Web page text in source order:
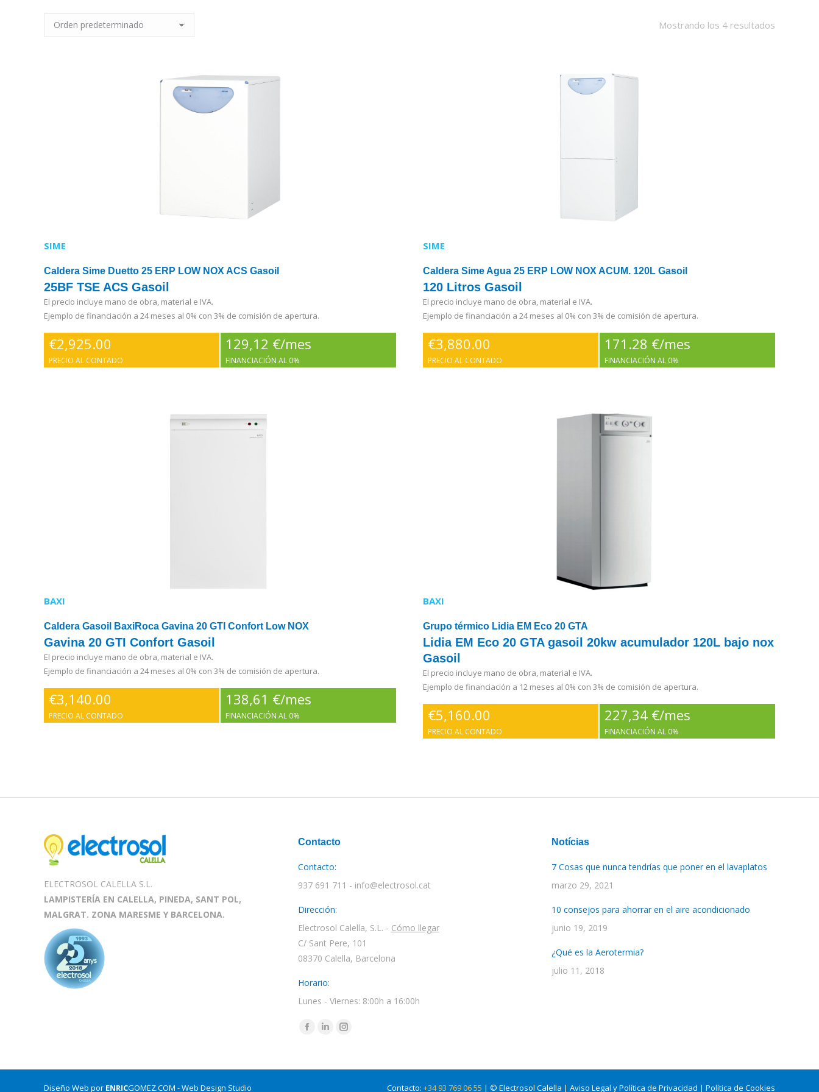
Mostrando los 4 resultados
SIME
Caldera Sime Duetto 25 ERP LOW NOX ACS Gasoil
25BF TSE ACS Gasoil
El precio incluye mano de obra, material e IVA.
Ejemplo de financiación a 24 meses al 0% con 3% de comisión de apertura.
€2,925.00
PRECIO AL CONTADO
129,12 €/mes
FINANCIACIÓN AL 0%
SIME
Caldera Sime Agua 25 ERP LOW NOX ACUM. 120L Gasoil
120 Litros Gasoil
El precio incluye mano de obra, material e IVA.
Ejemplo de financiación a 24 meses al 0% con 3% de comisión de apertura.
€3,880.00
PRECIO AL CONTADO
171.28 €/mes
FINANCIACIÓN AL 0%
BAXI
Caldera Gasoil BaxiRoca Gavina 20 GTI Confort Low NOX
Gavina 20 GTI Confort Gasoil
El precio incluye mano de obra, material e IVA.
Ejemplo de financiación a 24 meses al 0% con 3% de comisión de apertura.
€3,140.00
PRECIO AL CONTADO
138,61 €/mes
FINANCIACIÓN AL 0%
BAXI
Grupo térmico Lidia EM Eco 20 GTA
Lidia EM Eco 20 GTA gasoil 20kw acumulador 120L bajo nox
Gasoil
El precio incluye mano de obra, material e IVA.
Ejemplo de financiación a 12 meses al 0% con 3% de comisión de apertura.
€5,160.00
PRECIO AL CONTADO
227,34 €/mes
FINANCIACIÓN AL 0%
ELECTROSOL CALELLA S.L.
LAMPISTERÍA EN CALELLA, PINEDA, SANT POL,
MALGRAT. ZONA MARESME Y BARCELONA.
Contacto
Contacto:
937 691 711 - info@electrosol.cat
Dirección:
Electrosol Calella, S.L. - Cómo llegar
C/ Sant Pere, 101
08370 Calella, Barcelona
Horario:
Lunes - Viernes: 8:00h a 16:00h
Encuéntranos en:
Facebook
LinkedinInstagram
Notícias
7 Cosas que nunca tendrías que poner en el lavaplatos
marzo 29, 2021
10 consejos para ahorrar en el aire acondicionado
junio 19, 2019
¿Qué es la Aerotermia?
julio 11, 2018
Diseño Web por ENRICGOMEZ.COM - Web Design Studio Contacto: +34 93 769 06 55 | © Electrosol Calella | Aviso Legal y Política de Privacidad | Política de Cookies